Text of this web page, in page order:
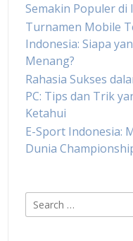
Semakin Populer di
Turnamen Mobile
Indonesia: Siapa
Menang?
Rahasia Sukses
PC: Tips dan Trik
Ketahui
E-Sport Indonesia:
Dunia
Search
for: